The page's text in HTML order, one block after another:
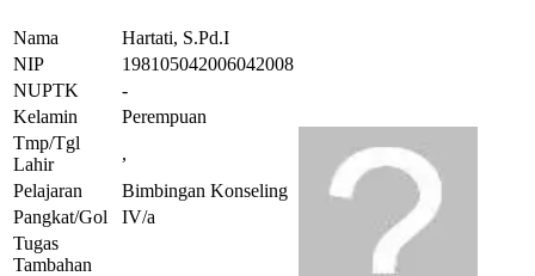
Nama
Hartati, S.Pd.I
NIP
198105042006042008
NUPTK
-
Kelamin
Perempuan
Tmp/Tgl
Lahir
,
Pelajaran
Bimbingan Konseling
Pangkat/Gol
IV/a
Tugas
Tambahan